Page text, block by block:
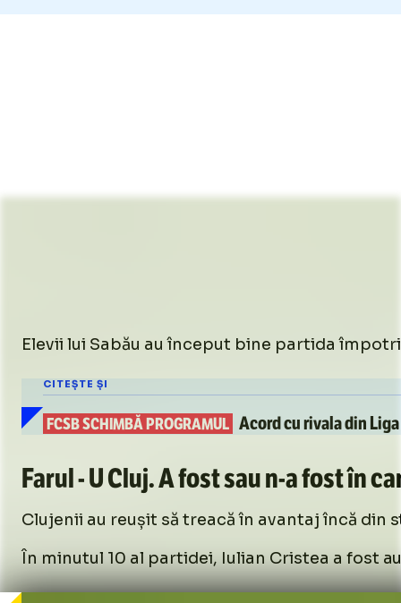
Elevii lui Sabău au început bine partida
CITEȘTE ȘI
FCSB SCHIMBĂ PROGRAMUL Acord cu rivala din
Farul - U Cluj.A fost saun-afost în
Clujenii au reușit să treacă în avantaj încă
În minutul 10 al partidei, Iulian Cristea a fost